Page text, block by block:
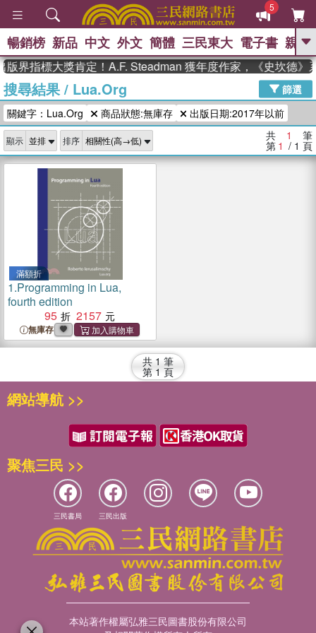
5
GO
高希均教授回憶錄
、 The Odyssey 、 父親節 、 如果歷
史是一群喵 、 暑期推薦 、 國際布克
獎 臺灣漫遊錄 、 方念華 、 台灣的李
登輝時代
數學女孩：黎曼猜想 、
偉大的迷走神經
暢銷榜 新品 中文 外文 簡體 三民東大 電子書 親子
界指標大獎肯定！A.F. Steadman 獲年度作家，《史坎德》
搜尋結果/ Lua.Org
篩選
關鍵字：Lua.Org
商品狀態:無庫存 出版日期:2017年以前
顯示 排序 共 1 筆
第 1 / 1 頁
滿額折
1.Programming in Lua,
fourth edition
95
2157
無庫存
共 1 筆
第 1 頁
網站導航 >>
聚焦三民 >>
三民書局 三民出版
本站著作權屬弘雅三民圖書股份有限公司